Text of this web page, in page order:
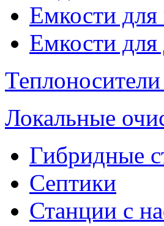
Емкости
Емкости для
Локальные
Гибридные
Септики
Станции с